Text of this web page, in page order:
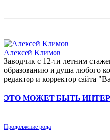
Алексей Климов
Заводчик c 12-ти летним
образованию и душа любого
редактор и корректор сайта
ЭТО МОЖЕТ БЫТЬ
Продолжение рода